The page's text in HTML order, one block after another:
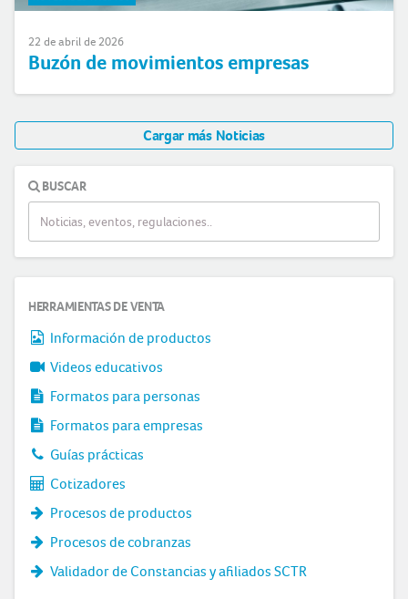
22 de abril de 2026
Buzón de movimientos empresas
Cargar más Noticias
BUSCAR
HERRAMIENTAS DE VENTA
Información de productos
Videos educativos
Formatos para personas
Formatos para empresas
Guías prácticas
Cotizadores
Procesos de productos
Procesos de cobranzas
Validador de Constancias y afiliados SCTR